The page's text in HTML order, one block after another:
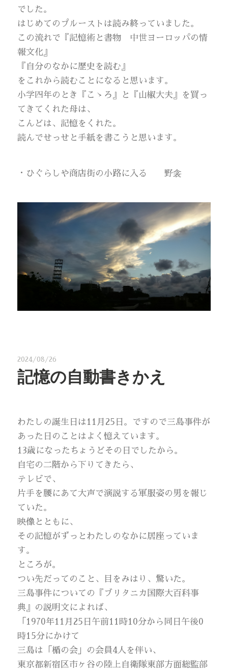
でした。
はじめてのプルーストは読み終っていました。
この流れで『記憶術と書物 中世ヨーロッパの情
報文化』
『自分のなかに歴史を読む』
をこれから読むことになると思います。
小学四年のとき『こゝろ』と『山椒大夫』を買っ
てきてくれた母は、
こんどは、記憶をくれた。
読んでせっせと手紙を書こうと思います。
・ひぐらしや商店街の小路に入る 野衾
2024/08/26
記憶の自動書きかえ
わたしの誕生日は11月25日。ですので三島事件が
あった日のことはよく憶えています。
13歳になったちょうどその日でしたから。
自宅の二階から下りてきたら、
テレビで、
片手を腰にあて大声で演説する軍服姿の男を報じ
ていた。
映像とともに、
その記憶がずっとわたしのなかに居座っていま
す。
ところが。
つい先だってのこと、目をみはり、驚いた。
三島事件についての『ブリタニカ国際大百科事
典』の説明文によれば、
「1970年11月25日午前11時10分から同日午後0
時15分にかけて
三島は「楯の会」の会員4人を伴い、
東京都新宿区市ヶ谷の陸上自衛隊東部方面総監部